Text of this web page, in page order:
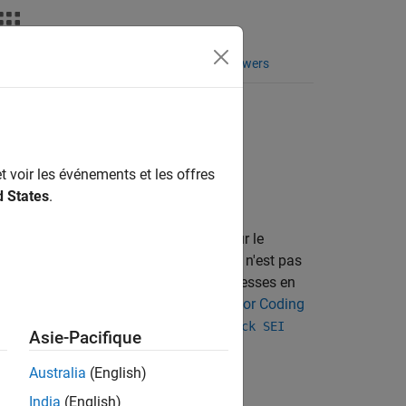
MATLAB Answers
version en anglais.
de logiciels. Il se concentre sur le
constructions dont le comportement n'est pas
et mettre en évidence des faiblesses en
C++, consultez
Polyspace Support for Coding
Check SEI
voir les événements et les offres
States.
Asie-Pacifique
Australia (English)
India (English)